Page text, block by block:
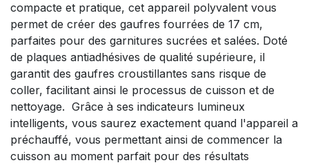
compacte et pratique, cet appareil polyvalent vous
permet de créer des gaufres fourrées de 17 cm,
parfaites pour des garnitures sucrées et salées. Doté
de plaques antiadhésives de qualité supérieure, il
garantit des gaufres croustillantes sans risque de
coller, facilitant ainsi le processus de cuisson et de
nettoyage. Grâce à ses indicateurs lumineux
intelligents, vous saurez exactement quand l'appareil a
préchauffé, vous permettant ainsi de commencer la
cuisson au moment parfait pour des résultats